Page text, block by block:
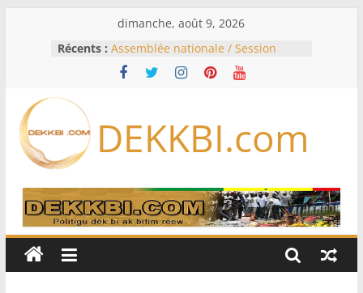
dimanche, août 9, 2026
Récents : Assemblée nationale / Session
extraordinaire: Six commissions
d’enquête à l’ordre du jour ce lundi
Bénin: Patrice Talon élu président
du Sénat, moins de trois mois
Pakistan et la Turquie signent un
accord de défense
RD Congo: Kinshasa interdit les
exportations de cuivre et de cobalt
production
DEKKBI.com